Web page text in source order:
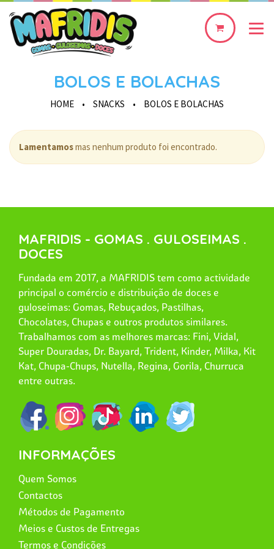
0
BOLOS E BOLACHAS
HOME • SNACKS • BOLOS E BOLACHAS
Lamentamosmas nenhum produto foi encontrado.
MAFRIDIS - GOMAS . GULOSEIMAS .
DOCES
Fundada em 2017, a MAFRIDIS tem como actividade
principal o comércio e distribuição de doces e
guloseimas: Gomas, Rebuçados, Pastilhas,
Chocolates, Chupas e outros produtos similares.
Trabalhamos com as melhores marcas: Fini, Vidal,
Super Douradas, Dr. Bayard, Trident, Kinder, Milka, Kit
Kat, Chupa-Chups, Nutella, Regina, Gorila, Churruca
entre outras.
INFORMAÇÕES
Quem Somos
Contactos
Métodos de Pagamento
Meios e Custos de Entregas
Termos e Condições